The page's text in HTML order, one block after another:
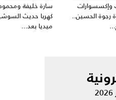
وإكسسوارات
رجوة الحسين..
سارة خليفة
كهربا حديث
ميديا بعد...